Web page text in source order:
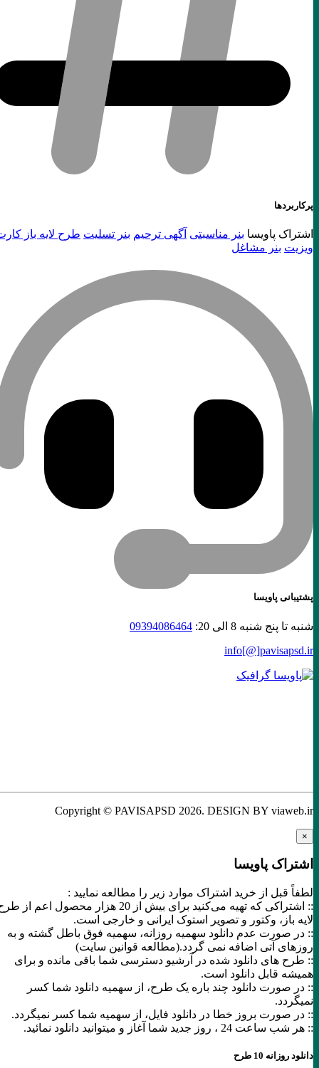
پرکاربردها
اشتراک پاویسا بنر مناسبتی آگهی ترحیم بنر تسلیت طرح لایه باز کارت
ویزیت بنر مشاغل
پشتیبانی پاویسا
شنبه تا پنج شنبه 8 الی 20:
09394086464
info[@]pavisapsd.ir
Copyright © PAVISAPSD2026 . DESIGN BY viaweb.ir
اشتراک پاویسا
لطفاً قبل از خرید اشتراک موارد زیر را مطالعه نمایید :
:: اشتراکی که تهیه می‌کنید برای بیش از 20 هزار محصول اعم از طرح
لایه باز، وکتور و تصویر استوک ایرانی و خارجی است.
:: در صورت عدم دانلود سهمیه روزانه، سهمیه فوق باطل گشته و به
روزهای آتی اضافه نمی گردد.(مطالعه قوانین سایت)
:: طرح های دانلود شده در آرشیو دسترسی شما باقی مانده و برای
همیشه قابل دانلود است.
:: در صورت دانلود چند باره یک طرح، از سهمیه دانلود شما کسر
نمیگردد.
:: در صورت بروز خطا در دانلود فایل، از سهمیه شما کسر نمیگردد.
:: هر شب ساعت 24 ،‌ روز جدید شما آغاز و میتوانید دانلود نمائید.
دانلود روزانه 10 طرح